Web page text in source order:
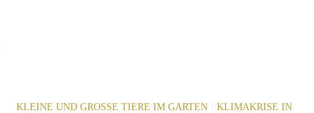
KLEINE UND GROSSE TIERE IM GARTEN / KLIMAKRISE IN